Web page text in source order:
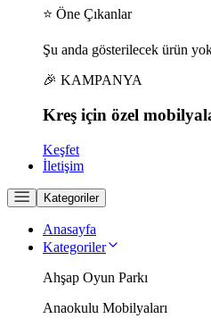
⭐ Öne Çıkanlar
Şu anda gösterilecek ürün
🎉 KAMPANYA
Kreş için özel
Keşfet
İletişim
Kategoriler
Anasayfa
Kategoriler
Ahşap Oyun Parkı
Anaokulu Mobilyaları